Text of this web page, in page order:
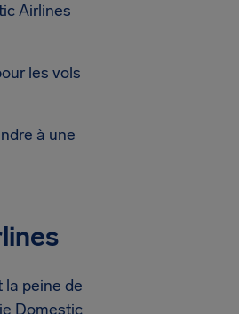
Airlines
les vols
à une
la peine de
Domestic